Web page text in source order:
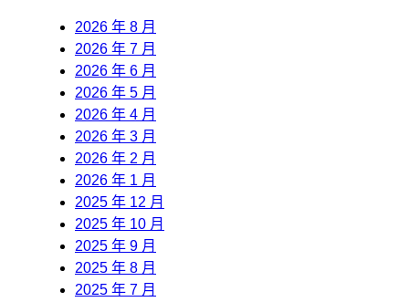
2026 年 8 月
2026 年 7 月
2026 年 6 月
2026 年 5 月
2026 年 4 月
2026 年 3 月
2026 年 2 月
2026 年 1 月
2025 年 12 月
2025 年 10 月
2025 年 9 月
2025 年 8 月
2025 年 7 月